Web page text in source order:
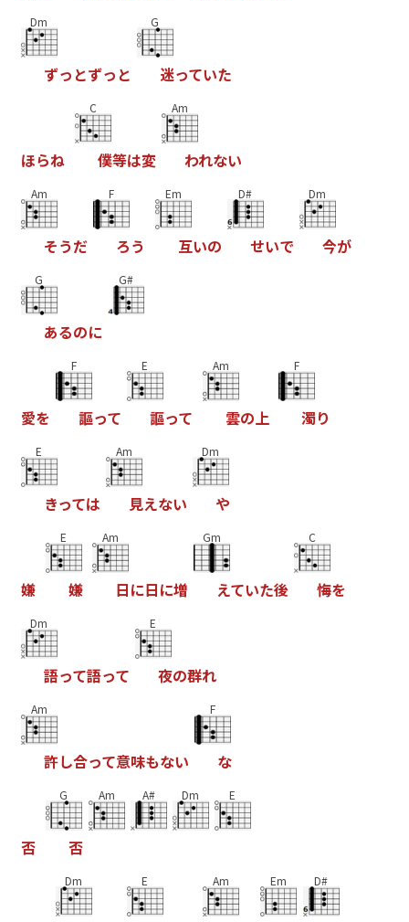
Dm
ずっ とずっ と
G
迷っていた
ほらね
C
僕等は変
Am
われない
Am
そうだ
F
ろう
Em
互いの
D#
せいで
Dm
今が
G
あるのに
G#
愛を
F
謳って
E
謳って
Am
雲の上
F
濁り
E
きっては
Am
見えない
Dm
や
嫌
E
嫌
Am
日に日に増
Gm
えていた後
C
悔を
Dm
語って語って
E
夜の群れ
Am
許し合って意味もない
F
な
否
G
否
Am A# Dm E
Dm E Am Em D#